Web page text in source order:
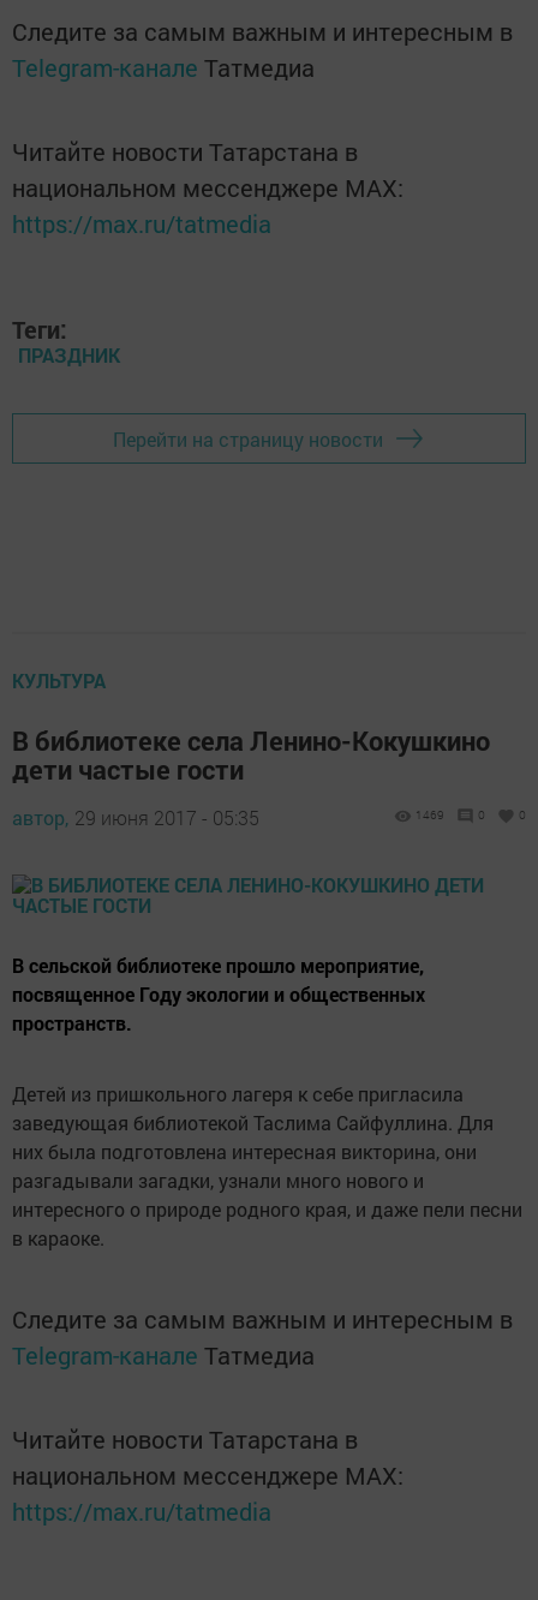
Следите за самым важным и интересным в
Telegram-канале Татмедиа
Читайте новости Татарстана в
национальном мессенджере MАХ:
https://max.ru/tatmedia
Теги:
ПРАЗДНИК
Перейти на страницу новости
КУЛЬТУРА
В библиотеке села Ленино-Кокушкино
дети частые гости
автор, 29 июня 2017 - 05:35 1469 0 0
В сельской библиотеке прошло мероприятие,
посвященное Году экологии и общественных
пространств.
Детей из пришкольного лагеря к себе пригласила
заведующая библиотекой Таслима Сайфуллина. Для
них была подготовлена интересная викторина, они
разгадывали загадки, узнали много нового и
интересного о природе родного края, и даже пели песни
в караоке.
Следите за самым важным и интересным в
Telegram-канале Татмедиа
Читайте новости Татарстана в
национальном мессенджере MАХ:
https://max.ru/tatmedia